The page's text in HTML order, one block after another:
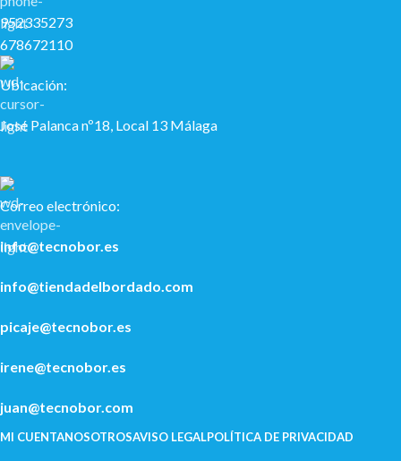
952335273
678672110
Ubicación:
José Palanca nº18, Local 13 Málaga
Correo electrónico:
info@tecnobor.es
info@tiendadelbordado.com
picaje@tecnobor.es
irene@tecnobor.es
juan@tecnobor.com
MI CUENTANOSOTROSAVISO LEGALPOLÍ­TICA DE PRIVACIDAD